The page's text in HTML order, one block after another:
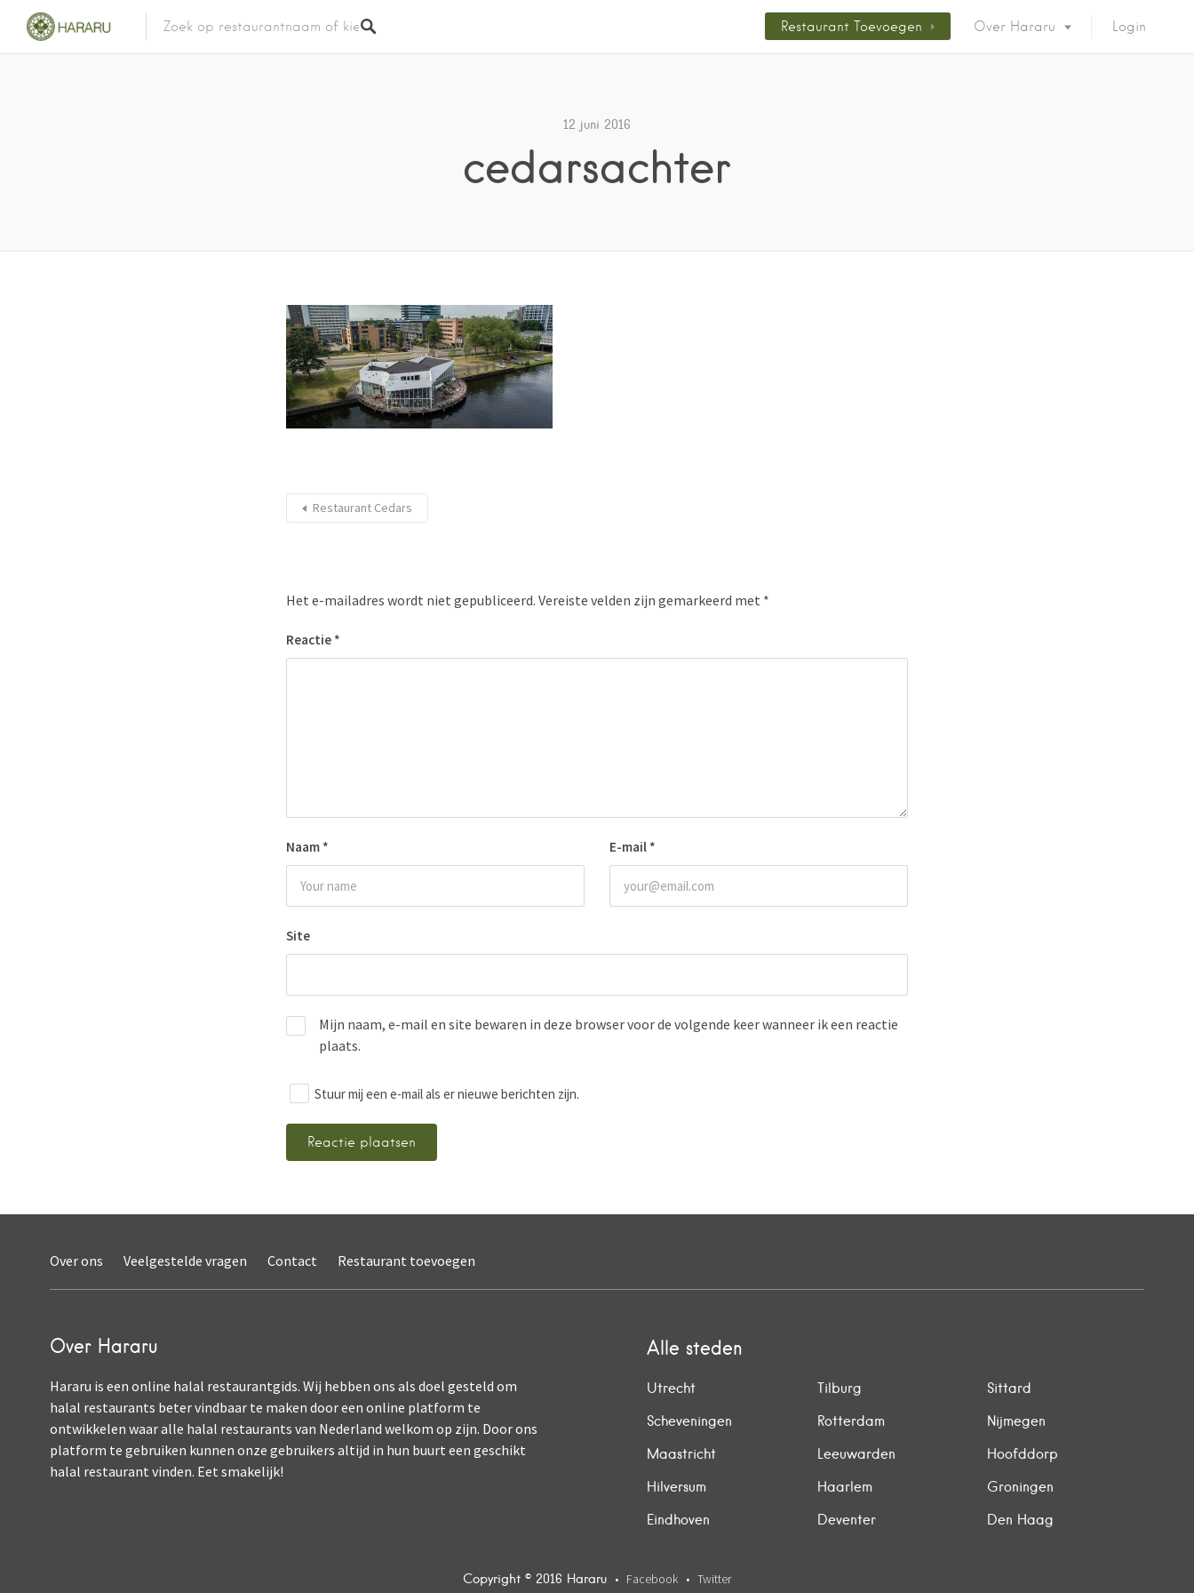
Restaurant Toevoegen Over Hararu Login
12 juni 2016
cedarsachter
Restaurant Cedars
Het e-mailadres wordt niet gepubliceerd. Vereiste velden zijn gemarkeerd met *
Reactie *
Naam * E-mail *
Site
Mijn naam, e-mail en site bewaren in deze browser voor de volgende keer wanneer ik een reactie
plaats.
Stuur mij een e-mail als er nieuwe berichten zijn.
Over ons Veelgestelde vragen Contact Restaurant toevoegen
Over Hararu
Hararu is een online halal restaurantgids. Wij hebben ons als doel gesteld om
halal restaurants beter vindbaar te maken door een online platform te
ontwikkelen waar alle halal restaurants van Nederland welkom op zijn. Door ons
platform te gebruiken kunnen onze gebruikers altijd in hun buurt een geschikt
halal restaurant vinden. Eet smakelijk!
Alle steden
Utrecht Tilburg
Sittard
Scheveningen
Rotterdam
Nijmegen
Maastricht
Leeuwarden
Hoofddorp
Hilversum
Haarlem
Groningen
Eindhoven
Deventer Den Haag
Copyright © 2016 Hararu Facebook Twitter